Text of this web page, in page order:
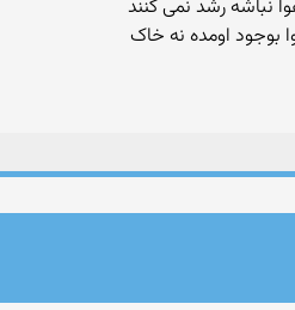
نباشه رشد نمی کنند
بوجود اومده نه خاک